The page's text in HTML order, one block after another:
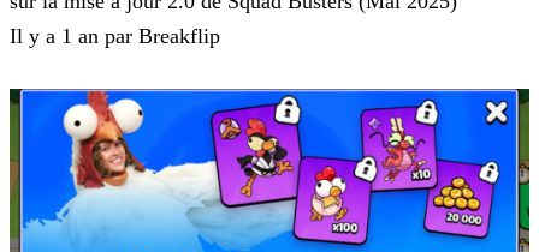
Il y a 1 an par Breakflip